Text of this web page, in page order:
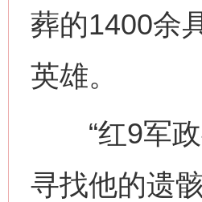
葬的1400余
英雄。
“红9军政
寻找他的遗